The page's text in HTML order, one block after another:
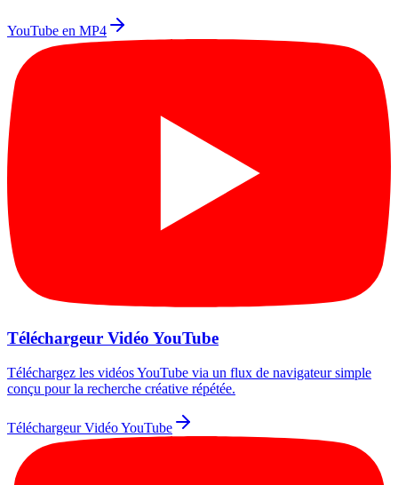
YouTube en MP4
Téléchargeur Vidéo YouTube
Téléchargez les vidéos YouTube via un flux de navigateur simple
conçu pour la recherche créative répétée.
Téléchargeur Vidéo YouTube